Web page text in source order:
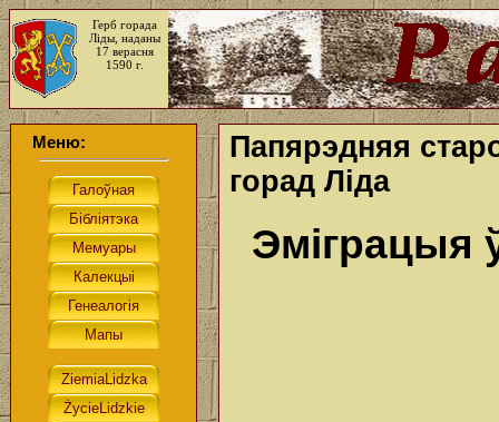
Герб горада
Ліды, наданы
17 верасня
1590 г.
Меню:
Папярэдняя
горад Ліда